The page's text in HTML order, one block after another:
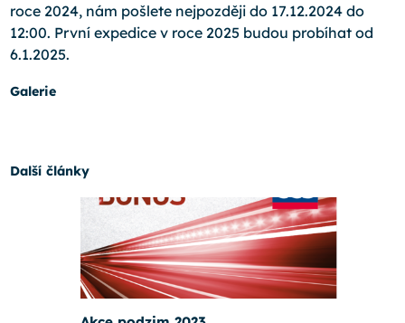
roce 2024, nám pošlete nejpozději do 17.12.2024 do
12:00. První expedice v roce 2025 budou probíhat od
6.1.2025.
Galerie
Další články